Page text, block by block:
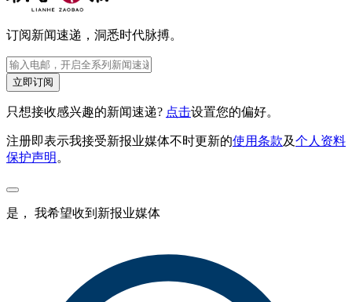
订阅新闻速递，洞悉时代脉搏。
立即订阅
只想接收感兴趣的新闻速递? 点击设置您的偏好。
注册即表示我接受新报业媒体不时更新的使用条款及个人资料
保护声明 。
是， 我希望收到新报业媒体